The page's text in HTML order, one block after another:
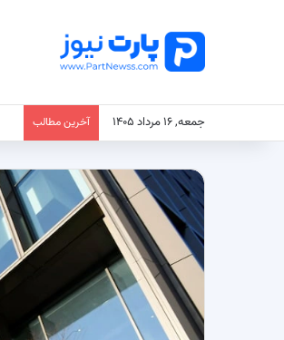
جمعه, ۱۶ مرداد ۱۴۰۵ آخرین مطالب